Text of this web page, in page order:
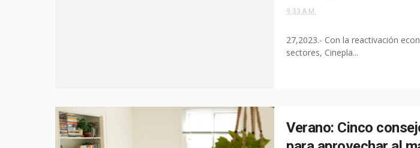
9:33 A.M.
Lima,
27,2023.- Con la reactivación
sectores, Cinepla...
Verano: Cinco